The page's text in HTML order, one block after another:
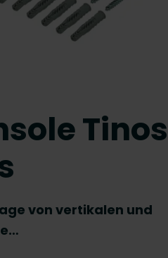
Tinos
von vertikalen und